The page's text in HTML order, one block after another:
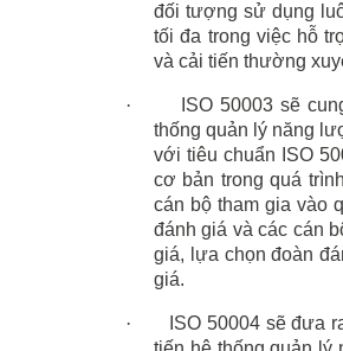
đối tượng sử dụng
tối đa trong việc hỗ
và cải tiến thường
·
ISO 50003 sẽ
thống quản lý năng
với tiêu chuẩn ISO
cơ bản trong quá
cán bộ tham gia vào
đánh giá và các cán
giá, lựa chọnđoàn
giá.
·
ISO 50004 sẽ đưa